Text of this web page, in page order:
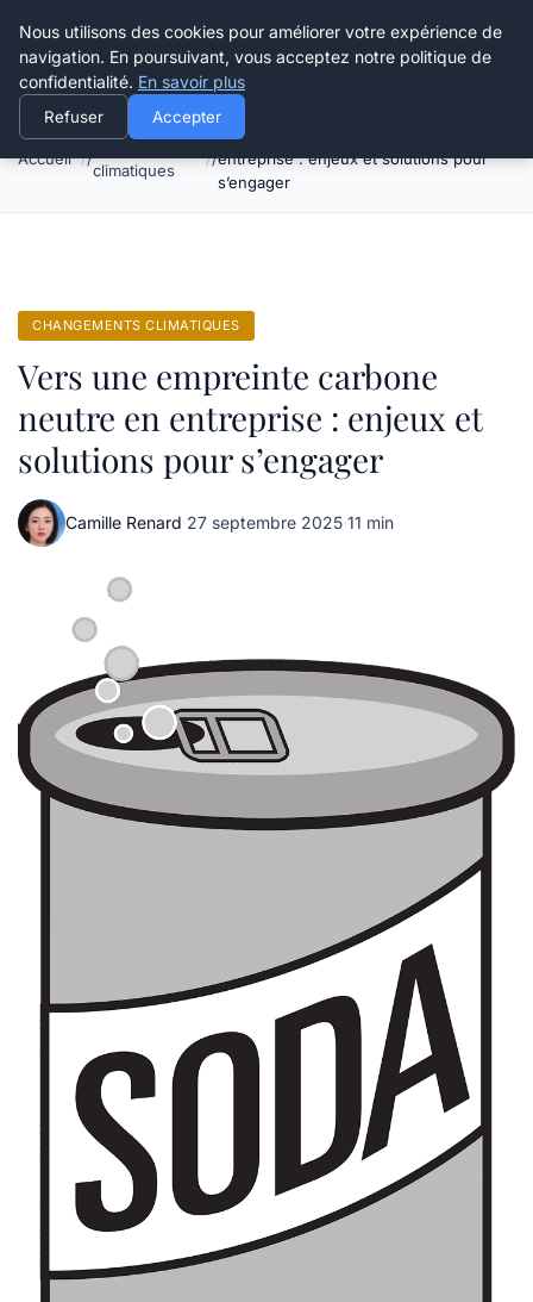
Happy Calyx Farmer
Accueil
climatiques
Vers une empreinte carbone neutre en
entreprise : enjeux et solutions pour
s’engager
CHANGEMENTS CLIMATIQUES
Vers une empreinte carbone
neutre en entreprise : enjeux et
solutions pour s’engager
Camille Renard·27 septembre 2025·11 min
Nous utilisons des cookies pour améliorer votre expérience de
navigation. En poursuivant, vous acceptez notre politique de
confidentialité. En savoir plus
Refuser Accepter